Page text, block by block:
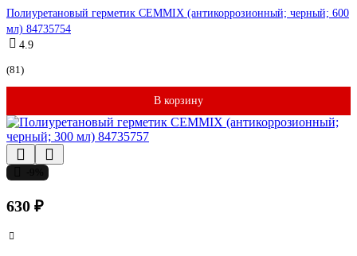
Полиуретановый герметик CEMMIX (антикоррозионный; черный; 600
мл) 84735754
4.9
(81)
В корзину
630 ₽